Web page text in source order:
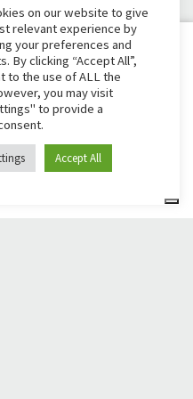
sua
ou ligue
feira (horário
on our website to give
relevant experience by
your preferences and
By clicking “Accept All”,
to the use of ALL the
you may visit
to provide a
Accept All